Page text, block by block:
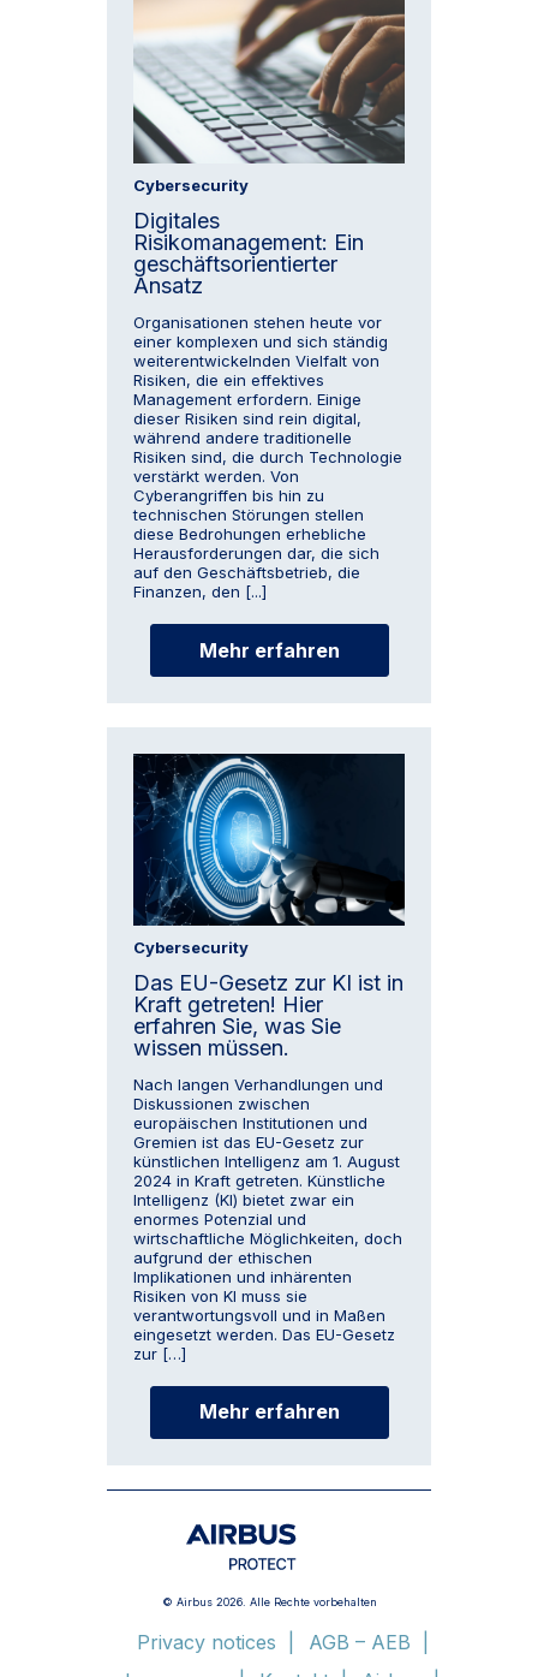
Cybersecurity
Digitales
Risikomanagement: Ein
geschäftsorientierter
Ansatz
Organisationen stehen heute vor
einer komplexen und sich ständig
weiterentwickelnden Vielfalt von
Risiken, die ein effektives
Management erfordern. Einige
dieser Risiken sind rein digital,
während andere traditionelle
Risiken sind, die durch Technologie
verstärkt werden. Von
Cyberangriffen bis hin zu
technischen Störungen stellen
diese Bedrohungen erhebliche
Herausforderungen dar, die sich
auf den Geschäftsbetrieb, die
Finanzen, den [...]
Mehr erfahren
Cybersecurity
Das EU-Gesetz zur KI ist in
Kraft getreten! Hier
erfahren Sie, was Sie
wissen müssen.
Nach langen Verhandlungen und
Diskussionen zwischen
europäischen Institutionen und
Gremien ist das EU-Gesetz zur
künstlichen Intelligenz am 1. August
2024 in Kraft getreten. Künstliche
Intelligenz (KI) bietet zwar ein
enormes Potenzial und
wirtschaftliche Möglichkeiten, doch
aufgrund der ethischen
Implikationen und inhärenten
Risiken von KI muss sie
verantwortungsvoll und in Maßen
eingesetzt werden. Das EU-Gesetz
zur […]
Mehr erfahren
© Airbus 2026. Alle Rechte vorbehalten
Privacy notices
AGB – AEB